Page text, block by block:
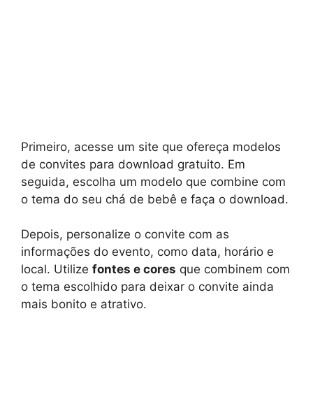
Primeiro, acesse um site que ofereça modelos
de convites para download gratuito. Em
seguida, escolha um modelo que combine com
o tema do seu chá de bebê e faça o download.
Depois, personalize o convite com as
informações do evento, como data, horário e
local. Utilize fontes e cores que combinem com
o tema escolhido para deixar o convite ainda
mais bonito e atrativo.